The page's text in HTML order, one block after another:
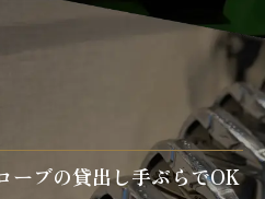
ーブの貸出し手ぶらでOK